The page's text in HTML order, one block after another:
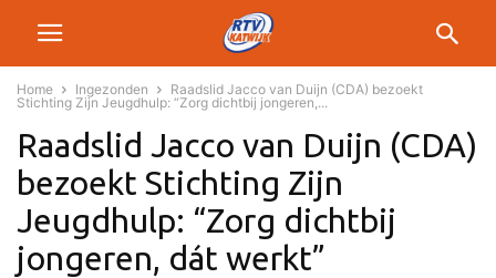
Home Ingezonden
Raadslid Jacco van Duijn (CDA) bezoekt
Stichting Zijn Jeugdhulp: “Zorg dichtbij jongeren,...
Raadslid Jacco van Duijn (CDA)
bezoekt Stichting Zijn
Jeugdhulp: “Zorg dichtbij
jongeren, dát werkt”